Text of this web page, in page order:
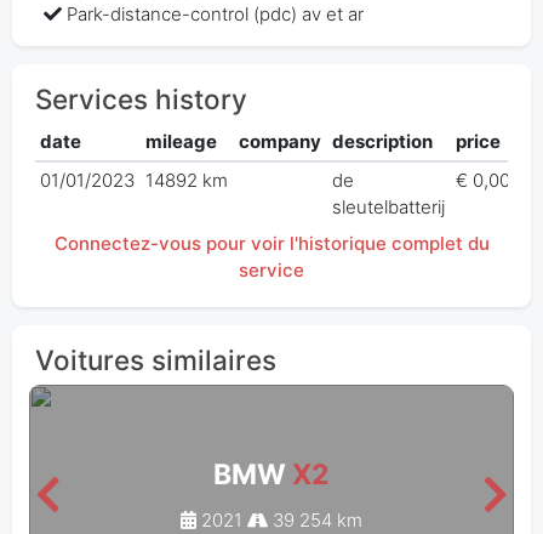
Park-distance-control (pdc) av et ar
Services history
date mileage company description
price
01/01/2023 14892 km
de
sleutelbatterij
€ 0,00
Connectez-vous pour voir l'historique complet du
service
Voitures similaires
BMW X2
2021 39 254 km